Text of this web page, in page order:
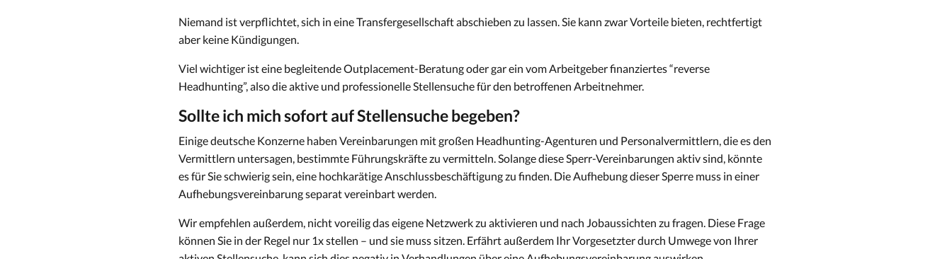
Niemand ist verpflichtet, sich in eine Transfergesellschaft abschieben zu lassen. Sie kann zwar Vorteile bieten, rechtfertigt
aber keine Kündigungen.
Viel wichtiger ist eine begleitende Outplacement-Beratung oder gar ein vom Arbeitgeber finanziertes “reverse
Headhunting”, also die aktive und professionelle Stellensuche für den betroffenen Arbeitnehmer.
Sollte ich mich sofort auf Stellensuche begeben?
Einige deutsche Konzerne haben Vereinbarungen mit großen Headhunting-Agenturen und Personalvermittlern, die es den
Vermittlern untersagen, bestimmte Führungskräfte zu vermitteln. Solange diese Sperr-Vereinbarungen aktiv sind, könnte
es für Sie schwierig sein, eine hochkarätige Anschlussbeschäftigung zu finden. Die Aufhebung dieser Sperre muss in einer
Aufhebungsvereinbarung separat vereinbart werden.
Wir empfehlen außerdem, nicht voreilig das eigene Netzwerk zu aktivieren und nach Jobaussichten zu fragen. Diese Frage
können Sie in der Regel nur 1x stellen – und sie muss sitzen. Erfährt außerdem Ihr Vorgesetzter durch Umwege von Ihrer